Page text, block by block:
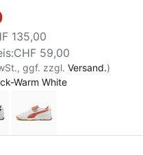
135,00
:CHF 59,00
ggf. zzgl.Versand.)
Warm White
White
White-PUMA Black
PUMA White-Amarena